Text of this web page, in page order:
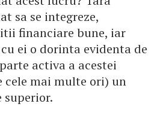
sa se integreze,
financiare bune, iar
ei o dorinta evidenta de
activa a acestei
cele mai multe ori) un
superior.